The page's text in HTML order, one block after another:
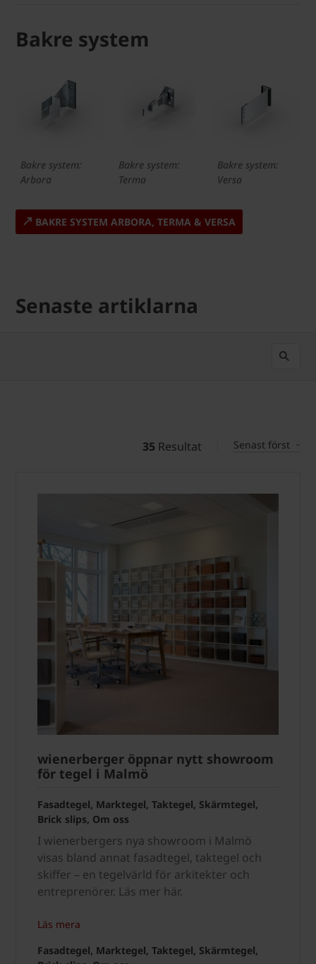
Bakre system
Bakre system:
Arbora
Bakre system:
Terma
Bakre system:
Versa
BAKRE SYSTEM ARBORA, TERMA & VERSA
Senaste artiklarna
35 Resultat Senast först
wienerberger öppnar nytt showroom
för tegel i Malmö
Fasadtegel, Marktegel, Taktegel, Skärmtegel,
Brick slips, Om oss
I wienerbergers nya showroom i Malmö
visas bland annat fasadtegel, taktegel och
skiffer – en tegelvärld för arkitekter och
entreprenörer. Läs mer här.
Läs mera
Fasadtegel, Marktegel, Taktegel, Skärmtegel,